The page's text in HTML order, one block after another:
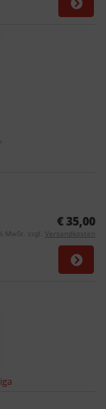
€ 35,00
MwSt. zzgl. Versandkosten